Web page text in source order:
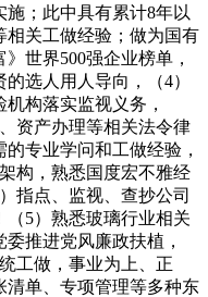
；此中具有累计8年以
相关工做经验；做为国有
世界500强企业榜单，
选人用人导向，（4）
构落实监视义务，
资产办理等相关法令律
专业学问和工做经验，
构，熟悉国度宏不雅经
指点、监视、查抄公司
5）熟悉玻璃行业相关
推进党风廉政扶植，
工做，事业为上、正
清单、专项管理等多种东